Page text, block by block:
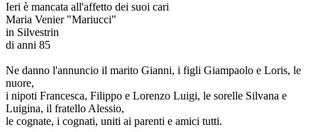
Ieri è mancata all'affetto dei suoi cari
Maria Venier "Mariucci"
in Silvestrin
di anni 85
Ne danno l'annuncio il marito Gianni, i figli Giampaolo e Loris, le
nuore,
i nipoti Francesca, Filippo e Lorenzo Luigi, le sorelle Silvana e
Luigina, il fratello Alessio,
le cognate, i cognati, uniti ai parenti e amici tutti.